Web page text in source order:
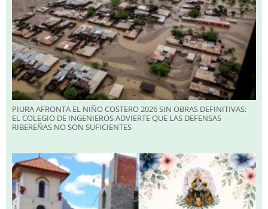
PIURA AFRONTA EL NIÑO COSTERO 2026 SIN OBRAS DEFINITIVAS:
EL COLEGIO DE INGENIEROS ADVIERTE QUE LAS DEFENSAS
RIBEREÑAS NO SON SUFICIENTES